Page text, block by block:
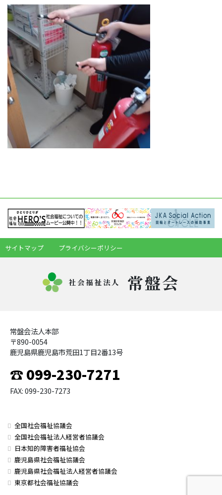
サイトマップ プライバシーポリシー
社会福祉法人 常盤会
常盤会法人本部
〒890-0054
鹿児島県鹿児島市荒田1丁目2番13号
☎ 099-230-7271
FAX: 099-230-7273
全国社会福祉協議会
全国社会福祉法人経営者協議会
日本知的障害者福祉協会
鹿児島県社会福祉協議会
鹿児島県社会福祉法人経営者協議会
東京都社会福祉協議会